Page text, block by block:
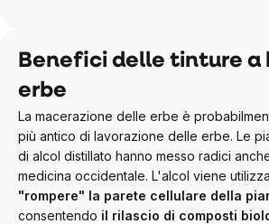
Benefici delle tinture a
erbe
La macerazione delle erbe è
più antico di lavorazione delle erbe. Le
di alcol distillato hanno messo radici
medicina occidentale. L'alcol viene
"rompere" la parete cellulare della
consentendo il rilascio di composti